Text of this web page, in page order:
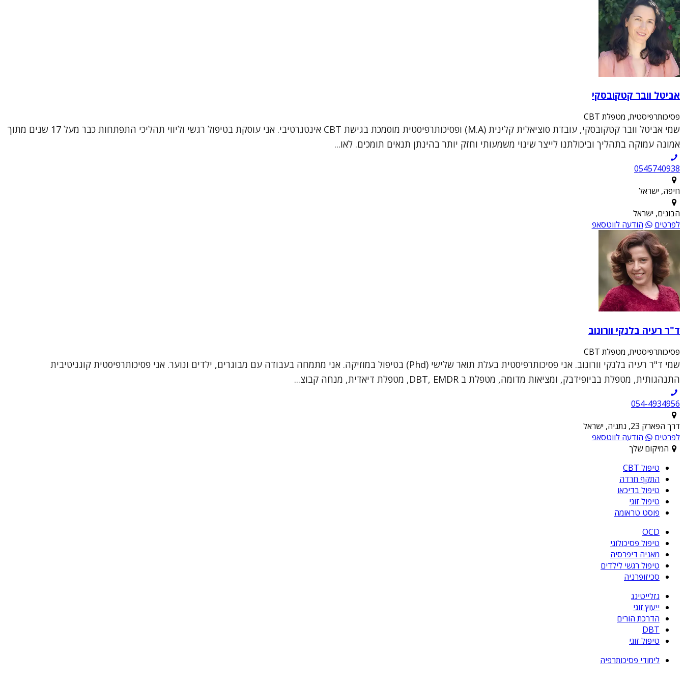
אביטל וובר קטקובסקי
פסיכותרפיסטית, מטפלת CBT
שמי אביטל וובר קטקובסקי, עובדת סוציאלית קלינית (M.A) ופסיכותרפיסטית מוסמכת בגישת CBT אינטגרטיבי. אני עוסקת בטיפול רגשי וליווי תהליכי התפתחות כבר מעל 17 שנים מתוך
אמונה עמוקה בתהליך וביכולתנו לייצר שינוי משמעותי וחזק יותר בהינתן תנאים תומכים. לאו...
0545740938
חיפה, ישראל
הבונים, ישראל
לפרטים
הודעה לווטסאפ
ד"ר רעיה בלנקי וורונוב
פסיכותרפיסטית, מטפלת CBT
שמי ד"ר רעיה בלנקי וורונוב. אני פסיכותרפיסטית בעלת תואר שלישי (Phd) בטיפול במוזיקה. אני מתמחה בעבודה עם מבוגרים, ילדים ונוער. אני פסיכותרפיסטית קוגניטיבית
התנהגותית, מטפלת בביופידבק, ומציאות מדומה, מטפלת ב DBT, EMDR, מטפלת דיאדית, מנחה קבוצ...
054-4934956
דרך הפארק 23, נתניה, ישראל
לפרטים
הודעה לווטסאפ
המיקום שלך
טיפול CBT
התקף חרדה
טיפול בדיכאו
טיפול זוגי
פוסט טראומה
OCD
טיפול פסיכולוגי
מאניה דיפרסיה
טיפול רגשי לילדים
סכיזופרניה
גזלייטינג
ייעוץ זוגי
הדרכת הורים
DBT
טיפול זוגי
לימודי פסיכותרפיה